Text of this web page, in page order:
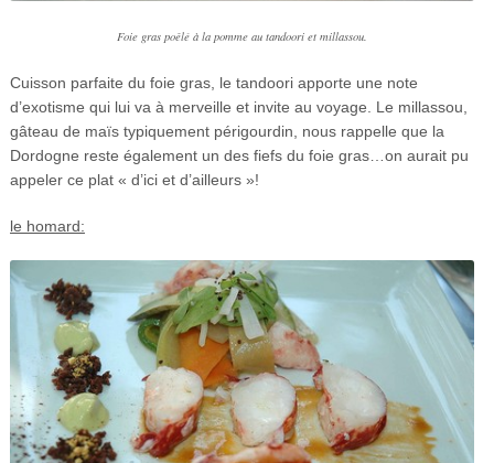
Foie gras poêlé à la pomme au tandoori et millassou.
Cuisson parfaite du foie gras, le tandoori apporte une note
d’exotisme qui lui va à merveille et invite au voyage. Le millassou,
gâteau de maïs typiquement périgourdin, nous rappelle que la
Dordogne reste également un des fiefs du foie gras…on aurait pu
appeler ce plat « d’ici et d’ailleurs »!
le homard: